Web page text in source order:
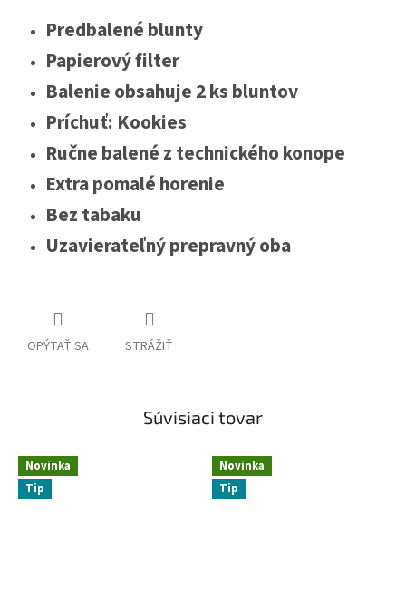
Predbalené blunty
Papierový filter
Balenie obsahuje 2 ks bluntov
Príchuť: Kookies
Ručne balené z technického konope
Extra pomalé horenie
Bez tabaku
Uzavierateľný prepravný oba
OPÝTAŤ SA STRÁŽIŤ
Súvisiaci tovar
Novinka
Tip
Novinka
Tip